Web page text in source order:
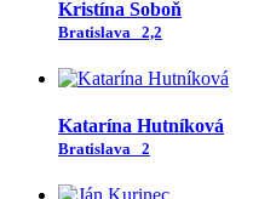
Kristína Soboň
Bratislava 2,2
Katarína Hutníková
Bratislava 2